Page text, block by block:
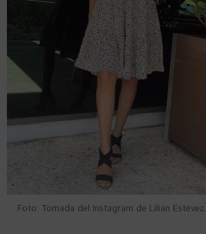
Foto: Tomada del Instagram de Lilian Estévez.